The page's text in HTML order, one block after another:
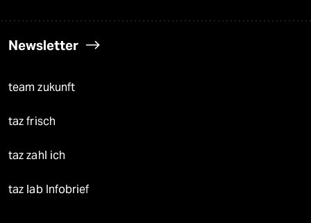
Newsletter
team zukunft
taz frisch
taz zahl ich
taz lab Infobrief